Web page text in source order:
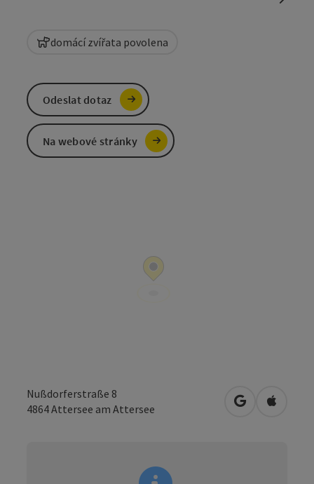
domácí zvířata povolena
Nußdorferstraße 8
4864Attersee am Attersee Otevřít vOtevřít
Odeslat dotaz
Na webové stránky